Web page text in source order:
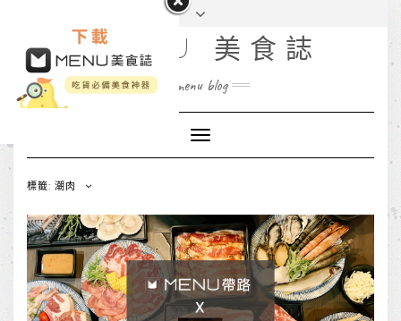
MENU 美食誌
menu blog
Toggle
Navigation
標籤: 潮肉